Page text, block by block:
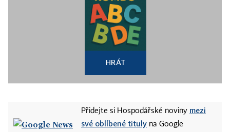
HRÁT
Přidejte si Hospodářské noviny mezi
své oblíbené tituly na Google